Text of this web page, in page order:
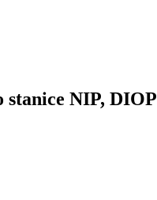
NIP, DIOP